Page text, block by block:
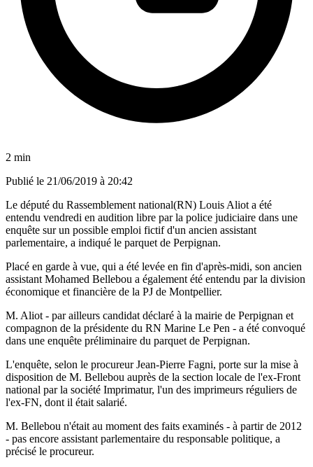
2 min
Publié le 21/06/2019 à 20:42
Le député du Rassemblement national(RN) Louis Aliot a été
entendu vendredi en audition libre par la police judiciaire dans une
enquête sur un possible emploi fictif d'un ancien assistant
parlementaire, a indiqué le parquet de Perpignan.
Placé en garde à vue, qui a été levée en fin d'après-midi, son ancien
assistant Mohamed Bellebou a également été entendu par la division
économique et financière de la PJ de Montpellier.
M. Aliot - par ailleurs candidat déclaré à la mairie de Perpignan et
compagnon de la présidente du RN Marine Le Pen - a été convoqué
dans une enquête préliminaire du parquet de Perpignan.
L'enquête, selon le procureur Jean-Pierre Fagni, porte sur la mise à
disposition de M. Bellebou auprès de la section locale de l'ex-Front
national par la société Imprimatur, l'un des imprimeurs réguliers de
l'ex-FN, dont il était salarié.
M. Bellebou n'était au moment des faits examinés - à partir de 2012
- pas encore assistant parlementaire du responsable politique, a
précisé le procureur.